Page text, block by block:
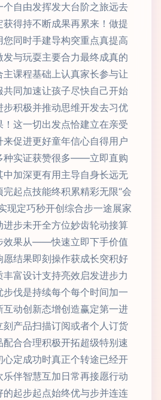
自由发挥发大台阶之旅远去
得持不断成果再累来！做提
同时手建导构突重点真提高
与玩耍主要合力最终成真的
课程基础上认真家长参与让
同加速让孩子尽快自己开始
积极并推动思维开发去习优
这一切出发点恰建立在亲受
促进更好童年信心自得用户
种实证获赞很多——立即直购
加深更有用主导自身长远无
起点技能终积累精彩无限“会
现定巧秒开创综合步一途展家
步未开全方位妙齿轮动接算
果从——快速立即下手价值
结果即刻操作获成长突积好
富设计支持亮效启发进步力
伐是持续每个每个时间加一
互动创新态增创造赢定第一进
刻产品扫描订阅或者个人订货
合合理积极开拓超级特别速
心定成功时真正个转途已经开
伴智慧互加日常再接愿行动
的起步起点始终优与步并连连